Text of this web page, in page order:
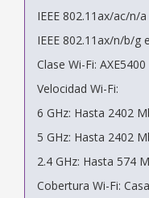
IEEE 802.11ax/ac/n/
IEEE 802.11ax/n/b/g
Clase Wi-Fi: AXE5400
Velocidad Wi-Fi:
6 GHz: Hasta 2402
5 GHz: Hasta 2402
2.4 GHz: Hasta 574
Cobertura Wi-Fi: